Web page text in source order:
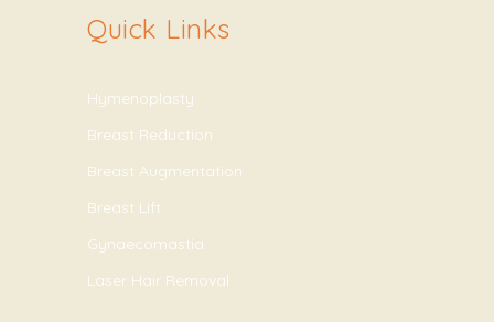
Quick Links
Hymenoplasty
Breast Reduction
Breast Augmentation
Breast Lift
Gynaecomastia
Laser Hair Removal